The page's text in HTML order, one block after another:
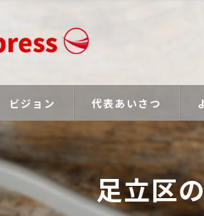
ビジョン 代表あいさつ
足立区